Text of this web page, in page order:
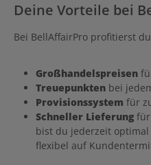
Deine Vorteile bei
Bei BellAffairPro profitierst
Großhandelspreisen
Treuepunkten bei
Provisionssystem für
Schneller Lieferung
bist du jederzeit
flexibel auf